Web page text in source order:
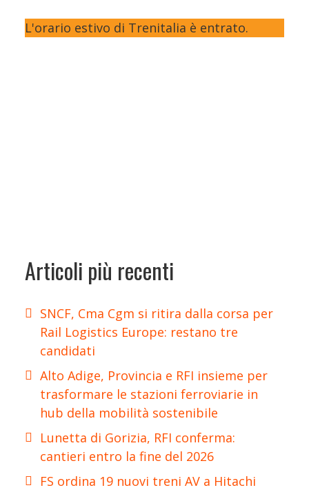
L'orario estivo di Trenitalia è entrato.
Articoli più recenti
SNCF, Cma Cgm si ritira dalla corsa per
Rail Logistics Europe: restano tre
candidati
Alto Adige, Provincia e RFI insieme per
trasformare le stazioni ferroviarie in
hub della mobilità sostenibile
Lunetta di Gorizia, RFI conferma:
cantieri entro la fine del 2026
FS ordina 19 nuovi treni AV a Hitachi